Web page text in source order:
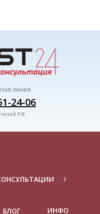
линия
24-06
РФ
БЛОГ ИНФО